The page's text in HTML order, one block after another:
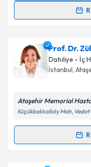
takvim
E-posta Adresiniz
Kişisel
Metni'ni
kapsamda
Prof. Dr.
Dahiliye - İç
İstanbul,
Ataşehir Memorial
Küçükbakkalköy Mah,
Randevu